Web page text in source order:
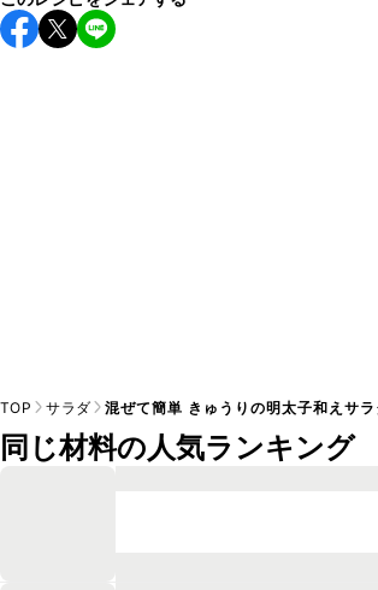
保存期間は冷蔵で当日中が目安です。なるべ
し上がりください。
TOP サラダ 混ぜて簡単 きゅうりの明太子和えサ
同じ材料の人気ランキング